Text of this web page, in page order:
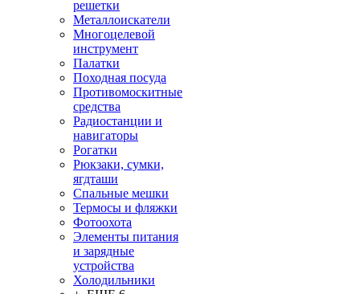
решетки
Металлоискатели
Многоцелевой
инструмент
Палатки
Походная посуда
Противомоскитные
средства
Радиостанции и
навигаторы
Рогатки
Рюкзаки, сумки,
ягдташи
Спальные мешки
Термосы и фляжки
Фотоохота
Элементы питания
и зарядные
устройства
Холодильники